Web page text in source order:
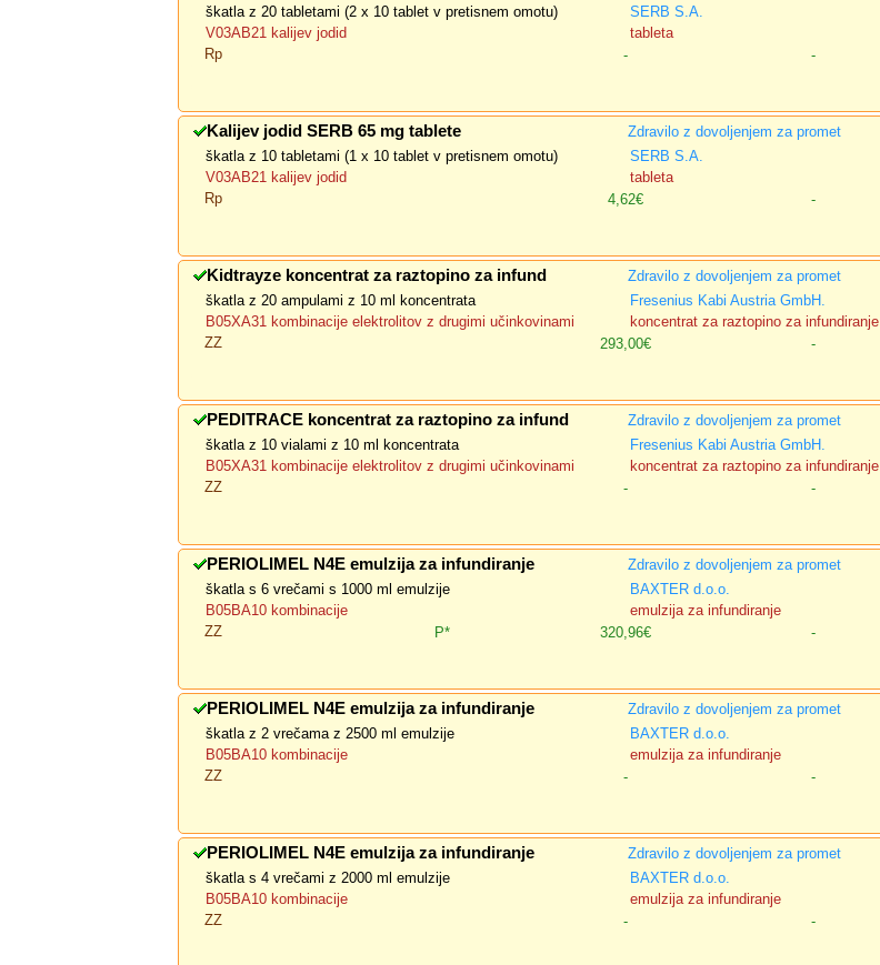
škatla z 20 tabletami (2 x 10 tablet v pretisnem omotu)
SERB S.A.
V03AB21 kalijev jodid
tableta
Rp
- -
Kalijev jodid SERB 65 mg tablete Zdravilo z dovoljenjem za promet
škatla z 10 tabletami (1 x 10 tablet v pretisnem omotu)
SERB S.A.
V03AB21 kalijev jodid
tableta
Rp
4,62€ -
Kidtrayze koncentrat za raztopino za infund Zdravilo z dovoljenjem za promet
škatla z 20 ampulami z 10 ml koncentrata
Fresenius Kabi Austria GmbH.
B05XA31 kombinacije elektrolitov z drugimi učinkovinami
koncentrat za raztopino za infundiranje
ZZ
293,00€ -
PEDITRACE koncentrat za raztopino za infund Zdravilo z dovoljenjem za promet
škatla z 10 vialami z 10 ml koncentrata
Fresenius Kabi Austria GmbH.
B05XA31 kombinacije elektrolitov z drugimi učinkovinami
koncentrat za raztopino za infundiranje
ZZ
- -
PERIOLIMEL N4E emulzija za infundiranje Zdravilo z dovoljenjem za promet
škatla s 6 vrečami s 1000 ml emulzije
BAXTER d.o.o.
B05BA10 kombinacije
emulzija za infundiranje
ZZ
P* 320,96€ -
PERIOLIMEL N4E emulzija za infundiranje Zdravilo z dovoljenjem za promet
škatla z 2 vrečama z 2500 ml emulzije
BAXTER d.o.o.
B05BA10 kombinacije
emulzija za infundiranje
ZZ
- -
PERIOLIMEL N4E emulzija za infundiranje Zdravilo z dovoljenjem za promet
škatla s 4 vrečami z 2000 ml emulzije
BAXTER d.o.o.
B05BA10 kombinacije
emulzija za infundiranje
ZZ
- -